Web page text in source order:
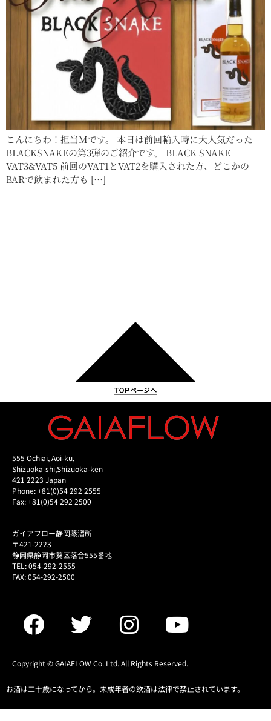
こんにちわ！担当Mです。 本日は前回輸入時に大人気だった
BLACKSNAKEの第3弾のご紹介です。 BLACK SNAKE
VAT3&VAT5 前回のVAT1とVAT2を購入された方、どこかの
BARで飲まれた方も […]
555 Ochiai, Aoi-ku,
Shizuoka-shi,Shizuoka-ken
421 2223 Japan
Phone: +81(0)54 292 2555
Fax: +81(0)54 292 2500
ガイアフロー静岡蒸溜所
〒421-2223
静岡県静岡市葵区落合555番地
TEL: 054-292-2555
FAX: 054-292-2500
Copyright © GAIAFLOW Co. Ltd. All Rights Reserved.
お酒は二十歳になってから。未成年者の飲酒は法律で禁止されています。